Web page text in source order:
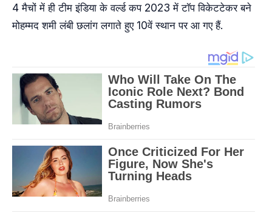
4 मैचों में ही टीम इंडिया के वर्ल्ड कप 2023 में टॉप विकेटटेकर बने
मोहम्मद शमी लंबी छलांग लगाते हुए 10वें स्थान पर आ गए हैं.